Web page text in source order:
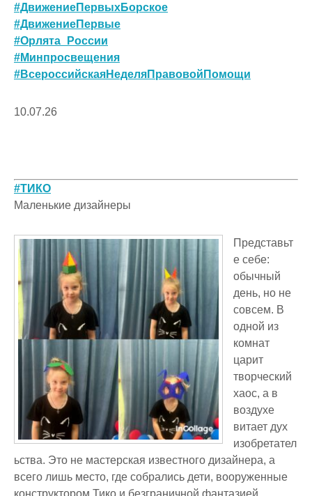
#ДвижениеПервыхБорское
#ДвижениеПервые
#Орлята_России
#Минпросвещения
#ВсероссийскаяНеделяПравовойПомощи
10.07.26
#ТИКО
Маленькие дизайнеры
Представьт
е себе:
обычный
день, но не
совсем. В
одной из
комнат
царит
творческий
хаос, а в
воздухе
витает дух
изобретател
ьства. Это не мастерская известного дизайнера, а
всего лишь место, где собрались дети, вооруженные
конструктором Тико и безграничной фантазией.